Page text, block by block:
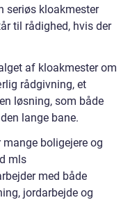
seriøs kloakmester
til rådighed, hvis der
af kloakmester om
rådgivning, et
løsning, som både
lange bane.
boligejere og
mls
med både
jordarbejde og